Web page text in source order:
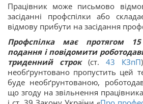
Працівник може письмово
засіданні профспілки або
відмову прибути на засідання
Профспілка має протягом
подання і повідомити
триденний строк(ст. 43 КЗпП
необґрунтовано пропустить цей
буде необґрунтованою,
що згоду на звільнення